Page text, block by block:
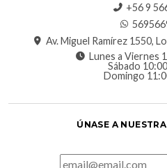
‪+56 9
Av. Miguel Ramírez 1550,
Lunes a Viernes
Sábado
Domingo
ÚNASE A